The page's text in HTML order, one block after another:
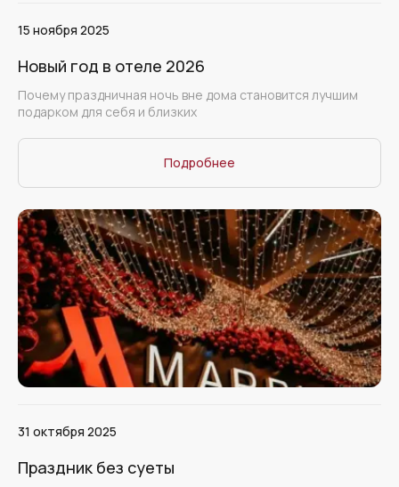
15 ноября 2025
Новый год в отеле 2026
Почему праздничная ночь вне дома становится лучшим
подарком для себя и близких
Подробнее
31 октября 2025
Праздник без суеты